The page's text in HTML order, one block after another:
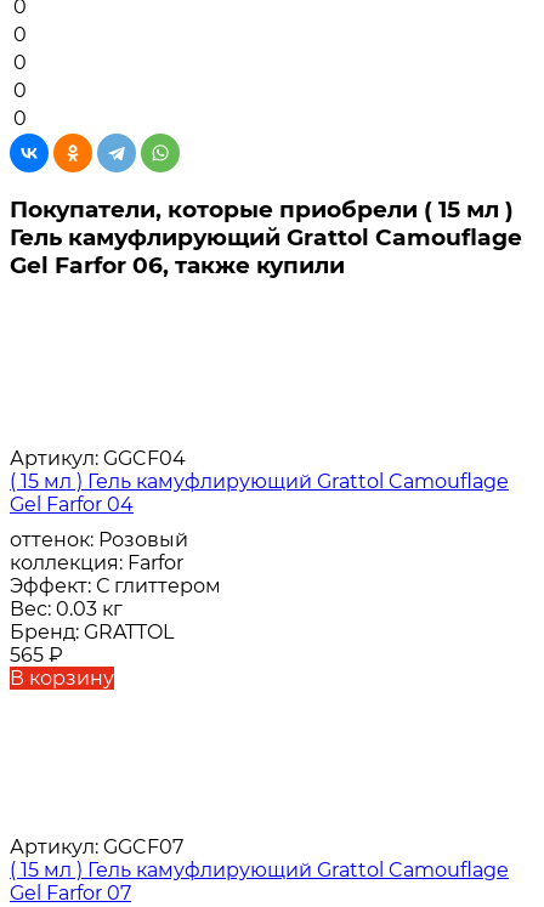
0
0
0
0
0
Покупатели, которые приобрели ( 15 мл )
Гель камуфлирующий Grattol Camouflage
Gel Farfor 06, также купили
Артикул: GGCF04
( 15 мл ) Гель камуфлирующий Grattol Camouflage
Gel Farfor 04
оттенок: Розовый
коллекция: Farfor
Эффект: С глиттером
Вес: 0.03 кг
Бренд: GRATTOL
565 ₽
В корзину
Артикул: GGCF07
( 15 мл ) Гель камуфлирующий Grattol Camouflage
Gel Farfor 07